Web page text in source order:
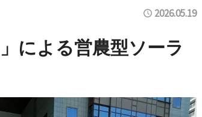
2026.05.19
による営農型ソーラ